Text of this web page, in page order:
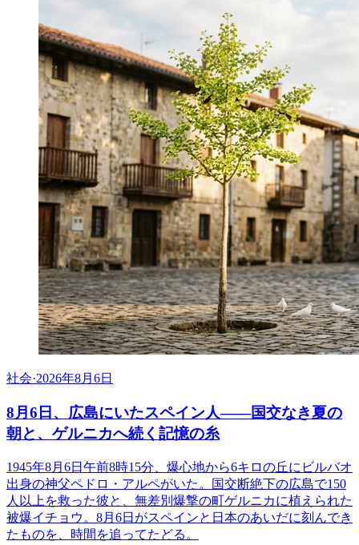
社会·2026年8月6日
8月6日、広島にいたスペイン人――国交なき夏の
朝と、ゲルニカへ続く記憶の糸
1945年8月6日午前8時15分、爆心地から6キロの丘にビルバオ
出身の神父ペドロ・アルペがいた。国交断絶下の広島で150
人以上を救った彼と、無差別爆撃の町ゲルニカに植えられた
被爆イチョウ。8月6日がスペインと日本のあいだに刻んでき
たものを、時間を追ってたどる。